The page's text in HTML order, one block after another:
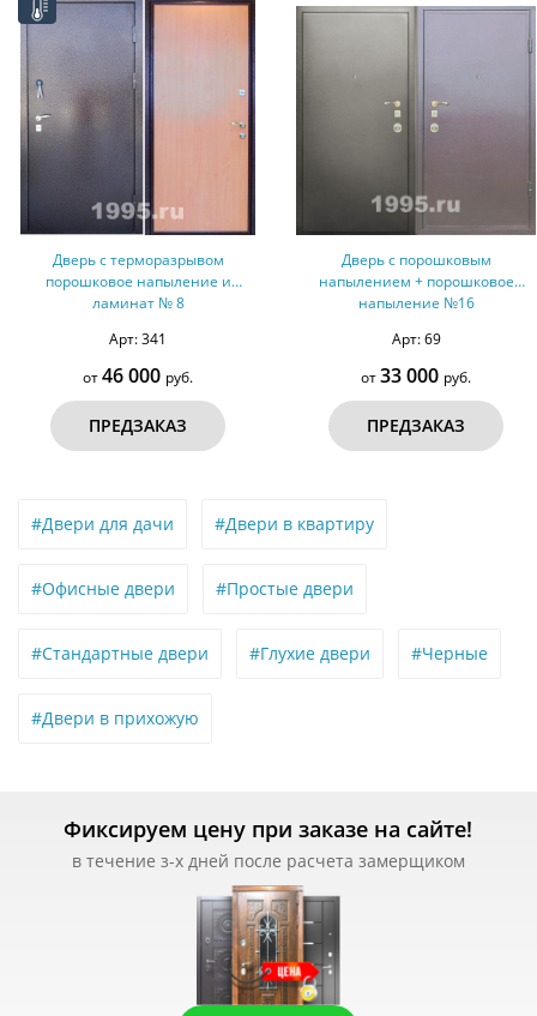
Дверь с терморазрывом
порошковое напыление и
ламинат № 8
Арт: 341
от46 000 руб.
ПРЕДЗАКАЗ
Дверь с порошковым
напылением + порошковое
напыление №16
Арт: 69
от33 000 руб.
ПРЕДЗАКАЗ
#Двери для дачи #Двери в квартиру
#Офисные двери #Простые двери
#Стандартные двери #Глухие двери #Черные
#Двери в прихожую
Фиксируем цену при заказе на сайте!
в течение з-х дней после расчета замерщиком